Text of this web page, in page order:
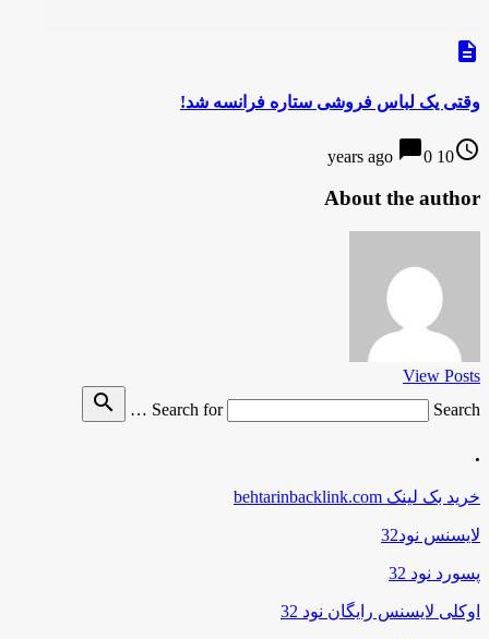
description
وقتی یک لباس فروشی ستاره فرانسه شد!
access_time
10 years ago
chat_bubble0
About the author
View Posts
Search for
Search …
search
.
خرید بک لینک behtarinbacklink.com
لایسنس نود32
پسورد نود 32
اوکلی لایسنس رایگان نود 32